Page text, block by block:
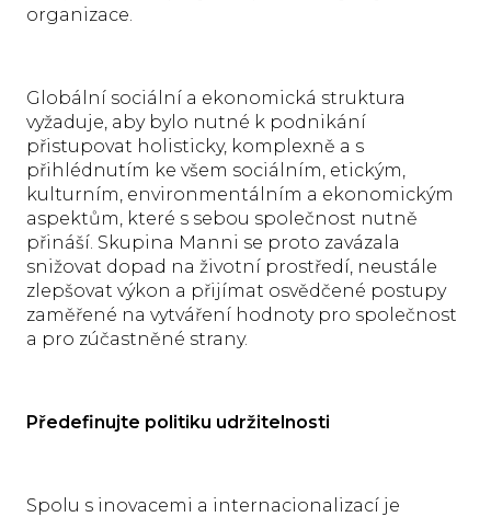
organizace.
Globální sociální a ekonomická struktura
vyžaduje, aby bylo nutné k podnikání
přistupovat holisticky, komplexně a s
přihlédnutím ke všem sociálním, etickým,
kulturním, environmentálním a ekonomickým
aspektům, které s sebou společnost nutně
přináší. Skupina Manni se proto zavázala
snižovat dopad na životní prostředí, neustále
zlepšovat výkon a přijímat osvědčené postupy
zaměřené na vytváření hodnoty pro společnost
a pro zúčastněné strany.
Předefinujte politiku udržitelnosti
Spolu s inovacemi a internacionalizací je